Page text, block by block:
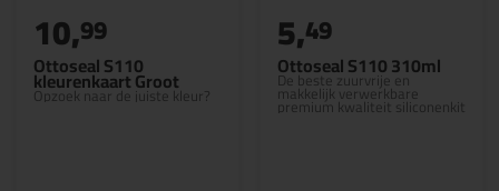
Ottoseal S110
kleurenkaart Groot
Opzoek naar de juiste kleur?
10,99
Ottoseal S110 310ml
De beste zuurvrije en
makkelijk verwerkbare
premium kwaliteit siliconenkit
5,49